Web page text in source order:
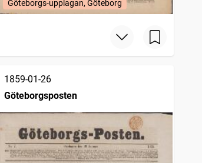
Göteborgs-upplagan, Göteborg
1859-01-26
Göteborgsposten